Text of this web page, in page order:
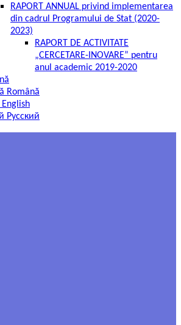
RAPORT ANNUAL privind implementarea
din cadrul Programului de Stat (2020-
2023)
RAPORT DE ACTIVITATE
„CERCETARE-INOVARE” pentru
anul academic 2019-2020
Română
English
Русский